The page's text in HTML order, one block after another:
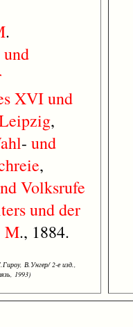
.
und
XVIund
,
- und
,
Volksrufe
undder
M., 1884.
В.Унгер/ 2-е изд.,
1993)